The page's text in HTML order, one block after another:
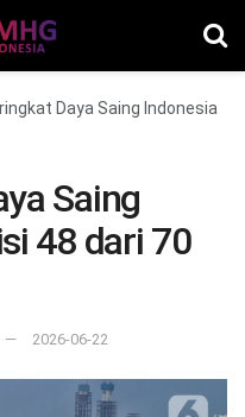
Daya Saing Indonesia
Saing
48 dari 70
2026-06-22